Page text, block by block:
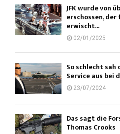
JFK wurde von
erschossen,
erwischt...
02/01/2025
So schlecht sah
Service aus bei
23/07/2024
Das sagt die
Thomas Crooks